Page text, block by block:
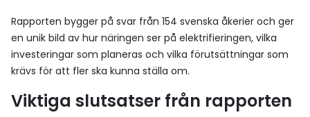
Rapporten bygger på svar från 154 svenska åkerier och ger
en unik bild av hur näringen ser på elektrifieringen, vilka
investeringar som planeras och vilka förutsättningar som
krävs för att fler ska kunna ställa om.
Viktiga slutsatser från rapporten